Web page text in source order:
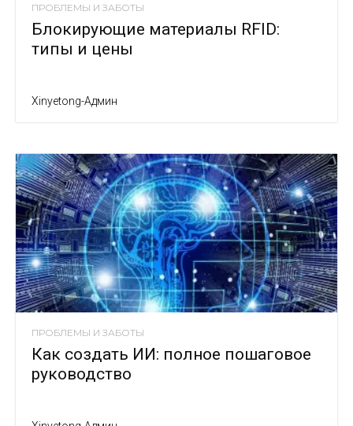
ПРОБЛЕМЫ И ЗАБОТЫ
Блокирующие материалы RFID:
типы и цены
Xinyetong-Админ
ПРОБЛЕМЫ И ЗАБОТЫ
Как создать ИИ: полное пошаговое
руководство